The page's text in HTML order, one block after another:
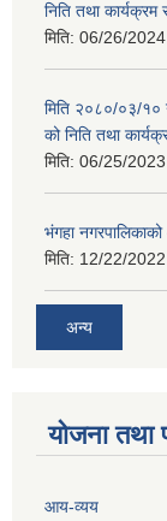
निति तथा
मिति: 06/26/
मिति २०८०/०३/१०
को निति तथा
मिति: 06/25/
भंगहा
मिति: 12/22/
अन्य
योजना तथा
आय-व्यय